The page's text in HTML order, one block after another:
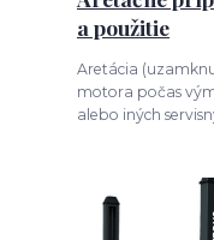
a použitie
Aretácia
motora počas
alebo iných